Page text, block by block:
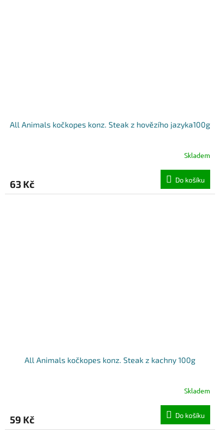
All Animals kočkopes konz. Steak z hovězího jazyka100g
Skladem
63 Kč Do košíku
All Animals kočkopes konz. Steak z kachny 100g
Skladem
59 Kč Do košíku